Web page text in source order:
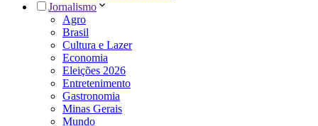
Jornalismo
Agro
Brasil
Cultura e Lazer
Economia
Eleições 2026
Entretenimento
Gastronomia
Minas Gerais
Mundo